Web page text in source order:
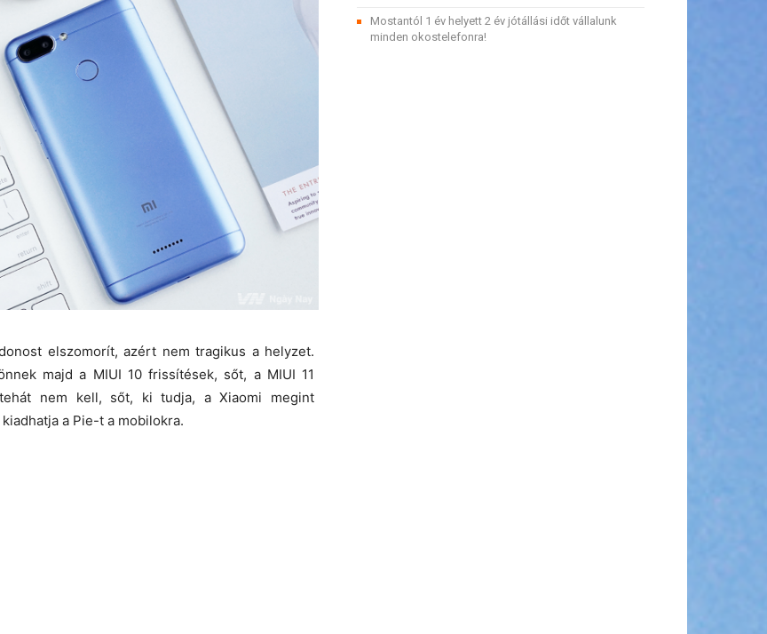
elszomorít, azért nem tragikus a helyzet.
majd a MIUI 10 frissítések, sőt, a MIUI 11
nem kell, sőt, ki tudja, a Xiaomi megint
a Pie-t a mobilokra.
Mostantól 1 év helyett 2 év jótállási időt vállalunk
minden okostelefonra!